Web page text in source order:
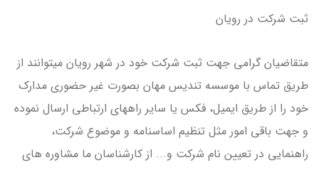
ثبت شرکت در رویان
متقاضیان گرامی جهت ثبت شرکت خود در شهر رویان میتوانند از
طریق تماس با موسسه تندیس مهان بصورت غیر حضوری مدارک
خود را از طریق ایمیل، فکس یا سایر راههای ارتباطی ارسال نموده
و جهت باقی امور مثل تنظیم اساسنامه و موضوع شرکت،
راهنمایی در تعیین نام شرکت و... از کارشناسان ما مشاوره های